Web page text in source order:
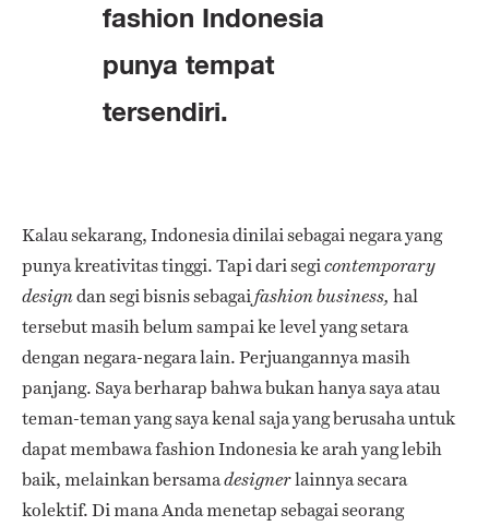
fashion Indonesia
punya tempat
tersendiri.
Kalau sekarang, Indonesia dinilai sebagai negara yang
punya kreativitas tinggi. Tapi dari segicontemporary
designdan segi bisnis sebagai fashion business, hal
tersebut masih belum sampai ke level yang setara
dengan negara-negara lain. Perjuangannya masih
panjang. Saya berharap bahwa bukan hanya saya atau
teman-teman yang saya kenal saja yang berusaha untuk
dapat membawa fashion Indonesia ke arah yang lebih
baik, melainkan bersamadesignerlainnya secara
kolektif. Di mana Anda menetap sebagai seorang